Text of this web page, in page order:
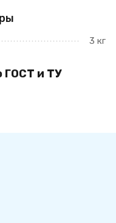
3 кг
ГОСТ и ТУ